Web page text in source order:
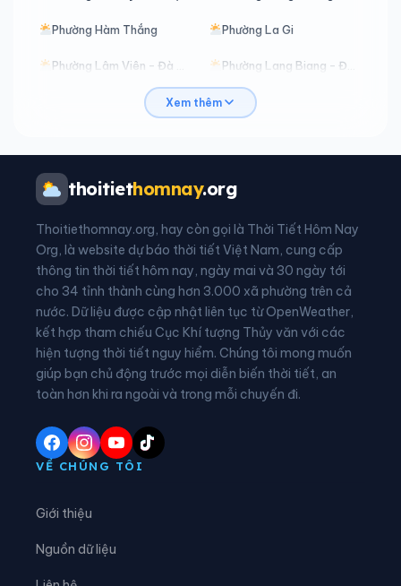
Phường Hàm Thắng Phường La Gi
Phường Nam Gia Nghĩa
Phường Phước Hội
Xã Bắc Bình Xã Bắc Ruộng
Xã Bảo Lâm 1 Xã Bảo Lâm 2
Xã Bảo Lâm 3 Xã Bảo Lâm 4
Xã Bảo Lâm 5 Xã Bảo Thuận
Xã Cát Tiên Xã Cát Tiên 2
Xã Cát Tiên 3
Xã D’ran
Xem thêm
thoitiethomnay.org
Thoitiethomnay.org, hay còn gọi là Thời Tiết Hôm Nay
Org, là website dự báo thời tiết Việt Nam, cung cấp
thông tin thời tiết hôm nay, ngày mai và 30 ngày tới
cho 34 tỉnh thành cùng hơn 3.000 xã phường trên cả
nước. Dữ liệu được cập nhật liên tục từ OpenWeather,
kết hợp tham chiếu Cục Khí tượng Thủy văn với các
hiện tượng thời tiết nguy hiểm. Chúng tôi mong muốn
giúp bạn chủ động trước mọi diễn biến thời tiết, an
toàn hơn khi ra ngoài và trong mỗi chuyến đi.
VỀ CHÚNG TÔI
Giới thiệu
Nguồn dữ liệu